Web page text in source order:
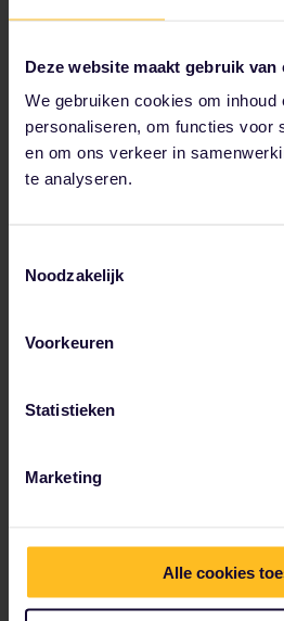
Deze website maakt gebruik van
We gebruiken cookies om inhoud
personaliseren, om functies voor
en om ons verkeer in
te analyseren.
Noodzakelijk
Voorkeuren
Statistieken
Marketing
Alle cookies
treinnummer op te geven.
Reserveringsklassen
2e klas (Elige Estándar): € 10,00
Audiosysteem
Koffiebar